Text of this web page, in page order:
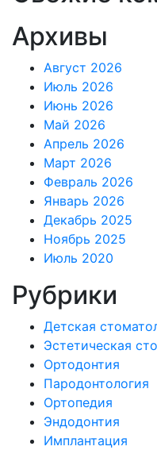
Архивы
Август 2026
Июль 2026
Июнь 2026
Май 2026
Апрель 2026
Март 2026
Февраль 2026
Январь 2026
Декабрь 2025
Ноябрь 2025
Июль 2020
Рубрики
Детская
Эстетическая
Ортодонтия
Пародонтология
Ортопедия
Эндодонтия
Имплантация